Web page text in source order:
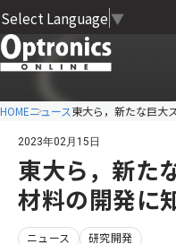
Select Language ▼
HOMEニュース東大ら，新たな巨大
2023年02月15日
東大ら，新た
材料の開発に
ニュース 研究開発